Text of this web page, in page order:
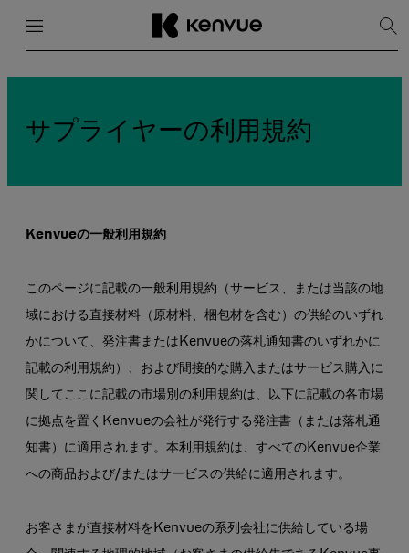
検
索
表
サプライヤーの利用規約
Kenvueの一般利用規約
このページに記載の一般利用規約（サービス、または当該の地
域における直接材料（原材料、梱包材を含む）の供給のいずれ
かについて、発注書またはKenvueの落札通知書のいずれかに
記載の利用規約）、および間接的な購入またはサービス購入に
関してここに記載の市場別の利用規約は、以下に記載の各市場
に拠点を置くKenvueの会社が発行する発注書（または落札通
知書）に適用されます。本利用規約は、すべてのKenvue企業
への商品および/またはサービスの供給に適用されます。
お客さまが直接材料をKenvueの系列会社に供給している場